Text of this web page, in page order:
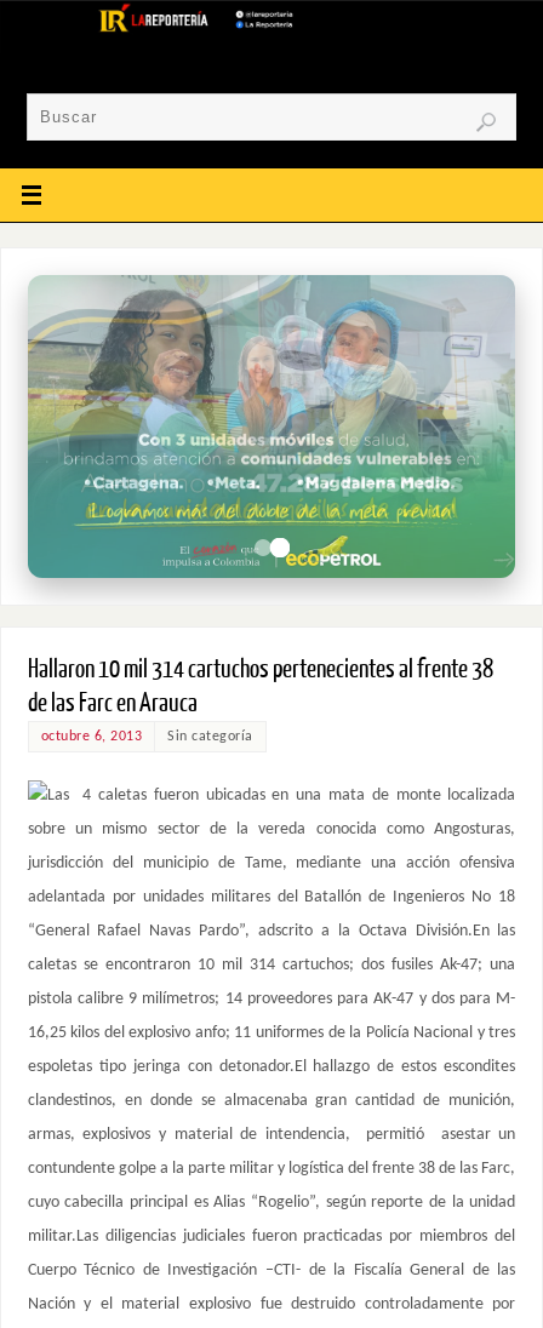
Hallaron 10 mil 314 cartuchos pertenecientes al frente 38
de las Farc en Arauca
octubre 6, 2013 Sin categoría
Las 4 caletas fueron ubicadas en una mata de monte localizada
sobre un mismo sector de la vereda conocida como Angosturas,
jurisdicción del municipio de Tame, mediante una acción ofensiva
adelantada por unidades militares del Batallón de Ingenieros No 18
“General Rafael Navas Pardo”, adscrito a la Octava División.En las
caletas se encontraron 10 mil 314 cartuchos; dos fusiles Ak-47; una
pistola calibre 9 milímetros; 14 proveedores para AK-47 y dos para M-
16,25 kilos del explosivo anfo; 11 uniformes de la Policía Nacional y tres
espoletas tipo jeringa con detonador.El hallazgo de estos escondites
clandestinos, en donde se almacenaba gran cantidad de munición,
armas, explosivos y material de intendencia, permitió asestar un
contundente golpe a la parte militar y logística del frente 38 de las Farc,
cuyo cabecilla principal es Alias “Rogelio”, según reporte de la unidad
militar.Las diligencias judiciales fueron practicadas por miembros del
Cuerpo Técnico de Investigación –CTI- de la Fiscalía General de las
Nación y el material explosivo fue destruido controladamente por